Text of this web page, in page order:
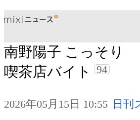
南野陽子 こっそり
喫茶店バイト
94
2026年05月15日 10:55 日刊